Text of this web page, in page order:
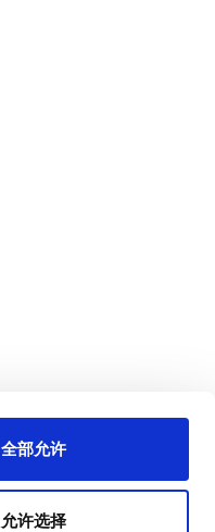
全部允许
允许选择